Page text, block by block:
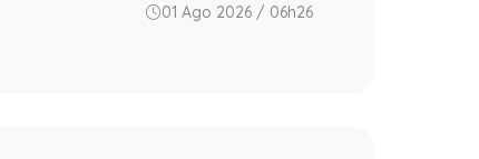
01 Ago 2026 / 06h26